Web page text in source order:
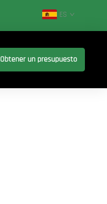
ES
Obtener un presupuesto